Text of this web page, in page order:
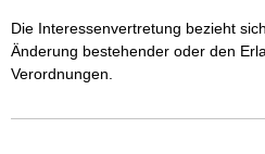
Die Interessenvertretung bezieht
Änderung bestehender oder den
Verordnungen.